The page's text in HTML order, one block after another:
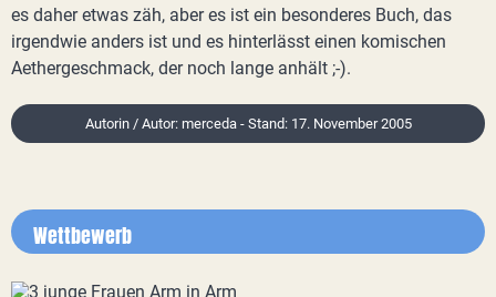
es daher etwas zäh, aber es ist ein besonderes Buch, das
irgendwie anders ist und es hinterlässt einen komischen
Aethergeschmack, der noch lange anhält ;-).
Autorin / Autor: merceda - Stand: 17. November 2005
Wettbewerb